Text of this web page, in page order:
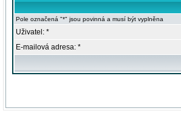
Pole označená "*" jsou povinná a musí být vyplněna
Uživatel: *
E-mailová adresa: *